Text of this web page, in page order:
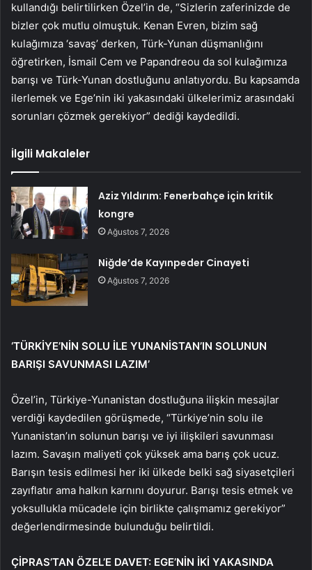
kullandığı belirtilirken Özel’in de, “Sizlerin zaferinizde de
bizler çok mutlu olmuştuk. Kenan Evren, bizim sağ
kulağımıza ‘savaş’ derken, Türk-Yunan düşmanlığını
öğretirken, İsmail Cem ve Papandreou da sol kulağımıza
barışı ve Türk-Yunan dostluğunu anlatıyordu. Bu kapsamda
ilerlemek ve Ege’nin iki yakasındaki ülkelerimiz arasındaki
sorunları çözmek gerekiyor” dediği kaydedildi.
İlgili Makaleler
Aziz Yıldırım: Fenerbahçe için kritik
kongre
Ağustos 7, 2026
Niğde’de Kayınpeder Cinayeti
Ağustos 7, 2026
‘TÜRKİYE’NİN SOLU İLE YUNANİSTAN’IN SOLUNUN
BARIŞI SAVUNMASI LAZIM’
Özel’in, Türkiye-Yunanistan dostluğuna ilişkin mesajlar
verdiği kaydedilen görüşmede, “Türkiye’nin solu ile
Yunanistan’ın solunun barışı ve iyi ilişkileri savunması
lazım. Savaşın maliyeti çok yüksek ama barış çok ucuz.
Barışın tesis edilmesi her iki ülkede belki sağ siyasetçileri
zayıflatır ama halkın karnını doyurur. Barışı tesis etmek ve
yoksullukla mücadele için birlikte çalışmamız gerekiyor”
değerlendirmesinde bulunduğu belirtildi.
ÇİPRAS’TAN ÖZEL’E DAVET: EGE’NİN İKİ YAKASINDA